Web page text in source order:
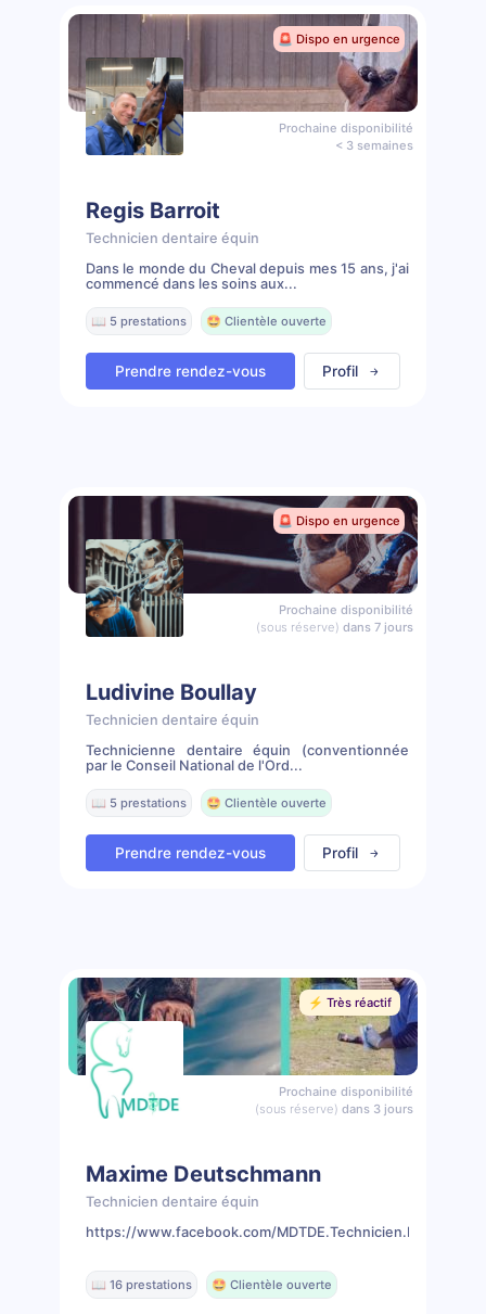
🚨 Dispo en urgence
Prochaine disponibilité
< 3 semaines
Regis Barroit
Technicien dentaire équin
Dans le monde du Cheval depuis mes 15 ans, j'ai
commencé dans les soins aux...
📖 5 prestations 🤩 Clientèle ouverte
Prendre rendez-vous Profil
🚨 Dispo en urgence
Prochaine disponibilité
(sous réserve) dans 7 jours
Ludivine Boullay
Technicien dentaire équin
Technicienne dentaire équin (conventionnée
par le Conseil National de l'Ord...
📖 5 prestations 🤩 Clientèle ouverte
Prendre rendez-vous Profil
⚡️ Très réactif
Prochaine disponibilité
(sous réserve) dans 3 jours
Maxime Deutschmann
Technicien dentaire équin
https://www.facebook.com/
📖 16 prestations 🤩 Clientèle ouverte